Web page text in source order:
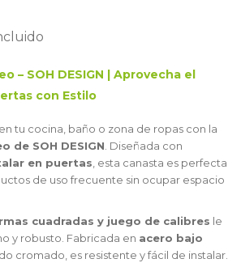
– SOH DESIGN | Aprovecha el
con Estilo
tu cocina, baño o zona de ropas con la
de SOH DESIGN. Diseñada con
en puertas, esta canasta es perfecta
de uso frecuente sin ocupar espacio
cuadradas y juego de calibres le
y robusto. Fabricada en acero bajo
cromado, es resistente y fácil de instalar.